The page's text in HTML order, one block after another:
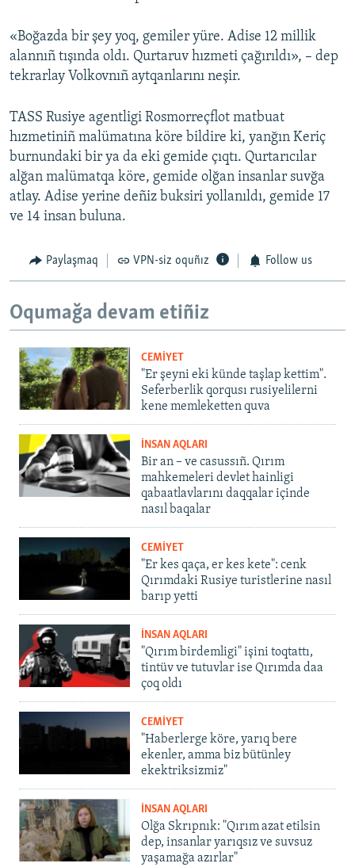
«Boğazda bir şey yoq, gemiler yüre. Adise 12 millik
alannıñ tışında oldı. Qurtaruv hızmeti çağırıldı», – dep
tekrarlay Volkovnıñ aytqanlarını neşir.
TASS Rusiye agentligi Rosmorreçflot matbuat
hızmetiniñ malümatına köre bildire ki, yanğın Keriç
burnundaki bir ya da eki gemide çıqtı. Qurtarıcılar
alğan malümatqa köre, gemide olğan insanlar suvğa
atlay. Adise yerine deñiz buksiri yollanıldı, gemide 17
ve 14 insan buluna.
Paylaşmaq VPN-siz oquñız Follow us
Oqumağa devam etiñiz
CEMİYET
"Er şeyni eki künde taşlap kettim".
Seferberlik qorqusı rusiyelilerni
kene memleketten quva
İNSAN AQLARI
Bir an – ve casussıñ. Qırım
mahkemeleri devlet hainligi
qabaatlavlarını daqqalar içinde
nasıl baqalar
CEMİYET
"Er kes qaça, er kes kete": cenk
Qırımdaki Rusiye turistlerine nasıl
barıp yetti
İNSAN AQLARI
"Qırım birdemligi" işini toqtattı,
tintüv ve tutuvlar ise Qırımda daa
çoq oldı
CEMİYET
"Haberlerge köre, yarıq bere
ekenler, amma biz bütünley
ekektriksizmiz"
İNSAN AQLARI
Olğa Skrıpnık: "Qırım azat etilsin
dep, insanlar yarıqsız ve suvsuz
yaşamağa azırlar"